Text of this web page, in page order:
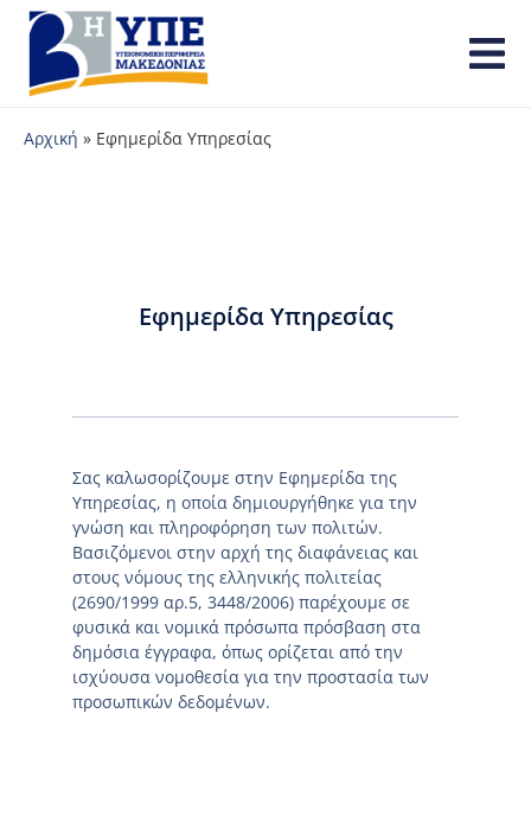
Αρχική » Εφημερίδα Υπηρεσίας
Εφημερίδα Υπηρεσίας
Σας καλωσορίζουμε στην Εφημερίδα της
Υπηρεσίας, η οποία δημιουργήθηκε για την
γνώση και πληροφόρηση των πολιτών.
Βασιζόμενοι στην αρχή της διαφάνειας και
στους νόμους της ελληνικής πολιτείας
(2690/1999 αρ.5, 3448/2006) παρέχουμε σε
φυσικά και νομικά πρόσωπα πρόσβαση στα
δημόσια έγγραφα, όπως ορίζεται από την
ισχύουσα νομοθεσία για την προστασία των
προσωπικών δεδομένων.